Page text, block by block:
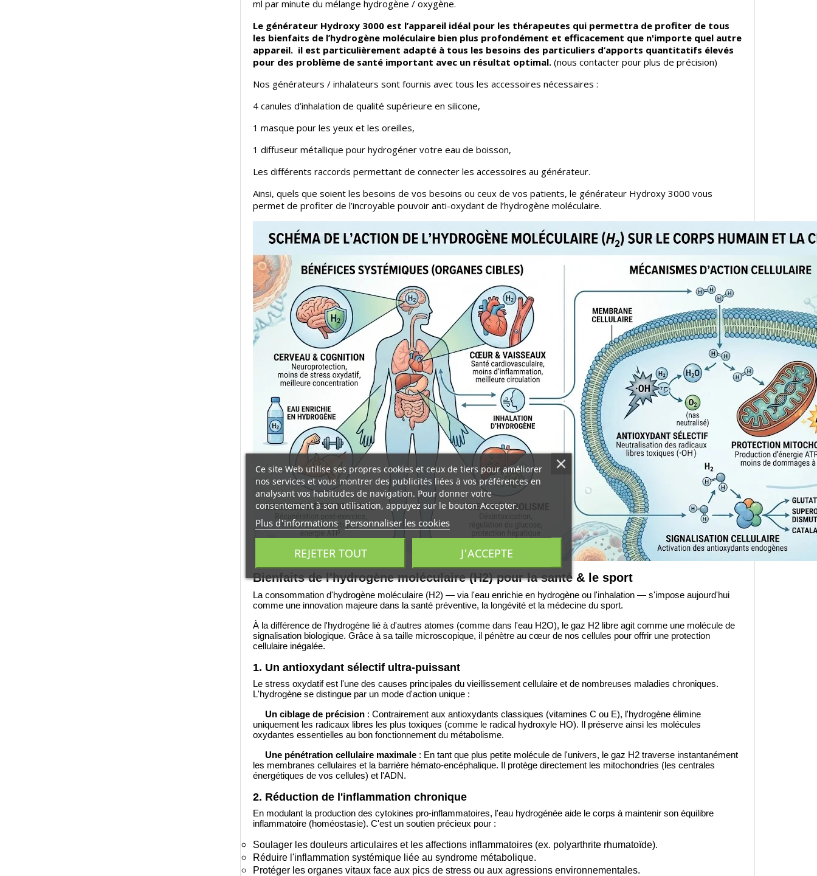
ml par minute du mélange hydrogène / oxygène.
Le générateur Hydroxy 3000 est l’appareil idéal pour les thérapeutes qui permettra de profiter de tous
les bienfaits de l’hydrogène moléculaire bien plus profondément et efficacement que n'importe quel autre
appareil. il est particulièrement adapté à tous les besoins des particuliers d’apports quantitatifs élevés
pour des problème de santé important avec un résultat optimal.(nous contacter pour plus de précision)
Nos générateurs / inhalateurs sont fournis avec tous les accessoires nécessaires :
4 canules d’inhalation de qualité supérieure en silicone,
1 masque pour les yeux et les oreilles,
1 diffuseur métallique pour hydrogéner votre eau de boisson,
Les différents raccords permettant de connecter les accessoires au générateur.
Ainsi, quels que soient les besoins de vos besoins ou ceux de vos patients, le générateur Hydroxy 3000 vous
permet de profiter de l’incroyable pouvoir anti-oxydant de l’hydrogène moléculaire.
Bienfaits de l'hydrogène moléculaire (H2) pour la santé & le sport
La consommation d'hydrogène moléculaire (H2) — via l'eau enrichie en hydrogène ou l'inhalation — s'impose aujourd'hui
comme une innovation majeure dans la santé préventive, la longévité et la médecine du sport.
À la différence de l'hydrogène lié à d'autres atomes (comme dans l'eau H2O), le gaz H2 libre agit comme une molécule de
signalisation biologique. Grâce à sa taille microscopique, il pénètre au cœur de nos cellules pour offrir une protection
cellulaire inégalée.
1. Un antioxydant sélectif ultra-puissant
Le stress oxydatif est l'une des causes principales du vieillissement cellulaire et de nombreuses maladies chroniques.
L'hydrogène se distingue par un mode d'action unique :
Un ciblage de précision: Contrairement aux antioxydants classiques (vitamines C ou E), l'hydrogène élimine
uniquement les radicaux libres les plus toxiques (comme le radical hydroxyle HO). Il préserve ainsi les molécules
oxydantes essentielles au bon fonctionnement du métabolisme.
Une pénétration cellulaire maximale: En tant que plus petite molécule de l'univers, le gaz H2 traverse instantanément
les membranes cellulaires et la barrière hémato-encéphalique. Il protège directement les mitochondries (les centrales
énergétiques de vos cellules) et l'ADN.
2. Réduction de l'inflammation chronique
En modulant la production des cytokines pro-inflammatoires, l'eau hydrogénée aide le corps à maintenir son équilibre
inflammatoire (homéostasie). C'est un soutien précieux pour :
Soulager les douleurs articulaires et les affections inflammatoires (ex. polyarthrite rhumatoïde).
Réduire l'inflammation systémique liée au syndrome métabolique.
Protéger les organes vitaux face aux pics de stress ou aux agressions environnementales.
Ce site Web utilise ses propres cookies et ceux de tiers pour améliorer
nos services et vous montrer des publicités liées à vos préférences en
analysant vos habitudes de navigation. Pour donner votre
consentement à son utilisation, appuyez sur le bouton Accepter.
Plus d'informations Personnaliser les cookies
REJETER TOUT J'ACCEPTE